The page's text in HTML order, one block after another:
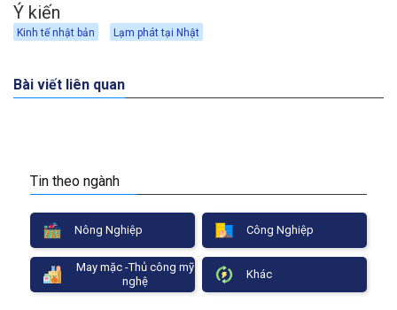
Ý kiến
Kinh tế nhật bản Lạm phát tại Nhật
Bài viết liên quan
Tin theo ngành
Nông Nghiệp Công Nghiệp
May mặc -Thủ công mỹ
nghệ
Khác